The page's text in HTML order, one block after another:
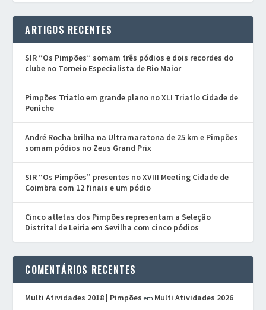
ARTIGOS RECENTES
SIR “Os Pimpões” somam três pódios e dois recordes do
clube no Torneio Especialista de Rio Maior
Pimpões Triatlo em grande plano no XLI Triatlo Cidade de
Peniche
André Rocha brilha na Ultramaratona de 25 km e Pimpões
somam pódios no Zeus Grand Prix
SIR “Os Pimpões” presentes no XVIII Meeting Cidade de
Coimbra com 12 finais e um pódio
Cinco atletas dos Pimpões representam a Seleção
Distrital de Leiria em Sevilha com cinco pódios
COMENTÁRIOS RECENTES
Multi Atividades 2018 | Pimpões em Multi Atividades 2026